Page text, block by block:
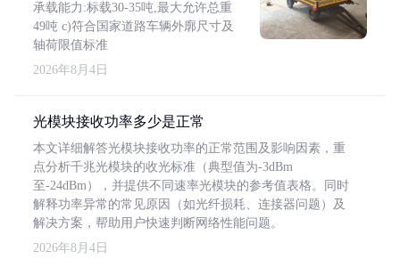
承载能力:标载30-35吨,最大允许总重
49吨 c)符合国家道路车辆外廓尺寸及
轴荷限值标准
2026年8月4日
光模块接收功率多少是正常
本文详细解答光模块接收功率的正常范围及影响因素，重
点分析千兆光模块的收光标准（典型值为-3dBm
至-24dBm），并提供不同速率光模块的参考值表格。同时
解释功率异常的常见原因（如光纤损耗、连接器问题）及
解决方案，帮助用户快速判断网络性能问题。
2026年8月4日